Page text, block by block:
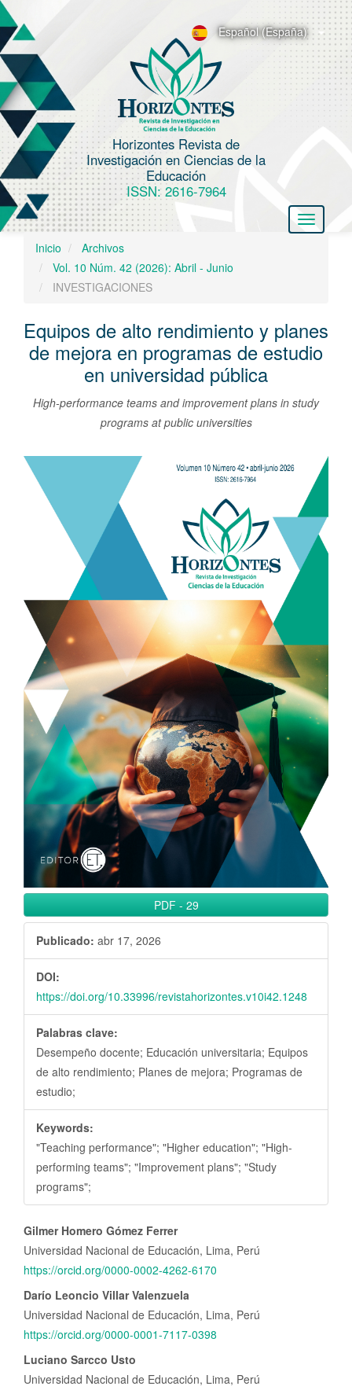
a
g
a
c
n
p
r
p
a
l
o
e
n
i
n
p
l
B
a
r
r
a
e
r
Español (España)
Horizontes Revista de
Investigación en Ciencias de la
Educación
ISSN: 2616-7964
Toggle
Inicio
Archivos
Vol. 10 Núm. 42 (2026): Abril - Junio
INVESTIGACIONES
Equipos de alto rendimiento y planes
de mejora en programas de estudio
en universidad pública
High-performance teams and improvement plans in study
programs at public universities
Barra
lateral
artículo
PDF - 29
Publicado: abr 17, 2026
DOI:
https://doi.org/10.33996/revistahorizontes.v10i42.1248
Palabras clave:
Desempeño docente; Educación universitaria; Equipos
de alto rendimiento; Planes de mejora; Programas de
estudio;
Keywords:
"Teaching performance"; "Higher education"; "High-
performing teams"; "Improvement plans"; "Study
programs";
Contenido
principal
del
artículo
Gilmer Homero Gómez Ferrer
Universidad Nacional de Educación, Lima, Perú
https://orcid.org/0000-0002-4262-6170
Darío Leoncio Villar Valenzuela
Universidad Nacional de Educación, Lima, Perú
https://orcid.org/0000-0001-7117-0398
Luciano Sarcco Usto
Universidad Nacional de Educación, Lima, Perú